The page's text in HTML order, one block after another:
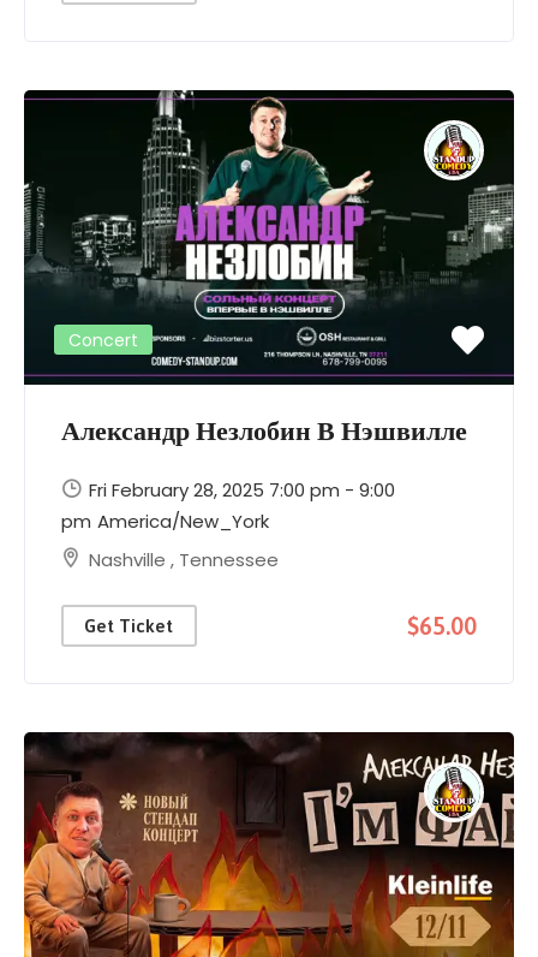
Concert
Александр Незлобин В Нэшвилле
Fri February 28, 2025 7:00 pm - 9:00
pm America/New_York
Nashville , Tennessee
Get Ticket $65.00